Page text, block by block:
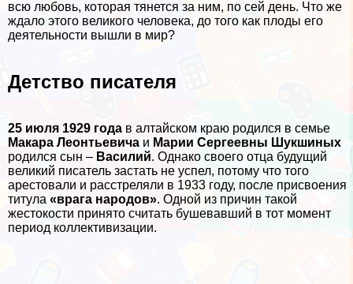
всю любовь, которая тянется за ним, по сей день. Что же
ждало этого великого человека, до того как плоды его
деятельности вышли в мир?
Детство писателя
25 июля 1929 года в алтайском краю родился в семье
Макара Леонтьевича и Марии Сергеевны Шукшиных
родился сын – Василий. Однако своего отца будущий
великий писатель застать не успел, потому что того
арестовали и расстреляли в 1933 году, после присвоения
титула «врага народов». Одной из причин такой
жестокости принято считать бушевавший в тот момент
период коллективизации.